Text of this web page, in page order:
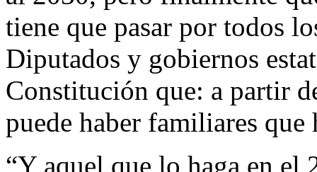
tiene que pasar por todos
Diputados y gobiernos
Constitución que: a partir
puede haber familiares que
“Y aquel que lo haga en el